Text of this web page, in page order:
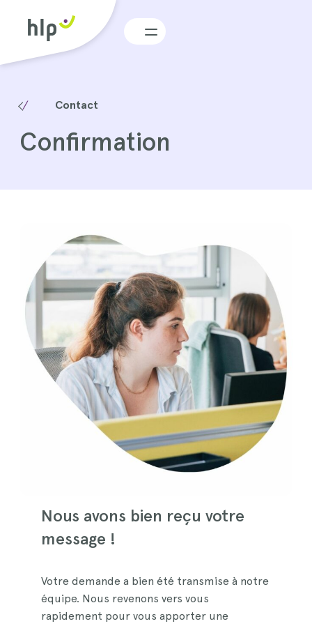
Menu
Contact
Confirmation
Nous avons bien reçu votre
message !
Votre demande a bien été transmise à notre
équipe. Nous revenons vers vous
rapidement pour vous apporter une